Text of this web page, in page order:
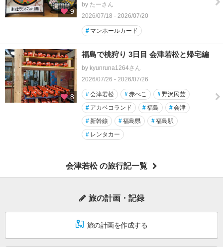
9
by たーさん
2026/07/18 - 2026/07/20
# マンホールカード
8
福島で桃狩り 3日目 会津若松と帰宅編
by kyunruna1264さん
2026/07/26 - 2026/07/26
#会津若松 #赤べこ #野沢民芸
# アカベコランド #福島 #会津
#新幹線 #福島県 #福島駅
# レンタカー
会津若松 の旅行記一覧
旅の計画・記録
旅の計画を作成する